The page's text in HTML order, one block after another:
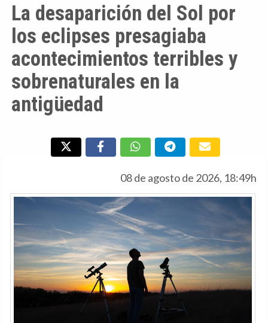
La desaparición del Sol por
los eclipses presagiaba
acontecimientos terribles y
sobrenaturales en la
antigüedad
08 de agosto de 2026, 18:49h